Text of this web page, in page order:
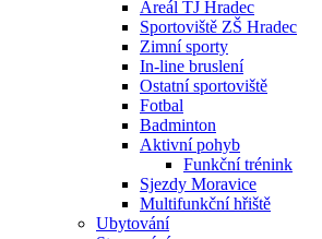
Areál TJ Hradec
Sportoviště ZŠ Hradec
Zimní sporty
In-line bruslení
Ostatní sportoviště
Fotbal
Badminton
Aktivní pohyb
Funkční trénink
Sjezdy Moravice
Multifunkční hřiště
Ubytování